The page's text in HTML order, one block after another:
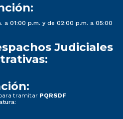
a 01:00 p.m. y de 02:00 p.m. a 05:00
Judiciales
tramitar PQRSDF